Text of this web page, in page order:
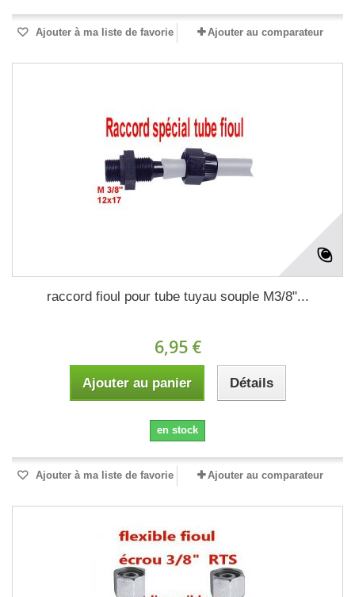
Ajouter à ma liste de favorie Ajouter au comparateur
raccord fioul pour tube tuyau souple M3/8"...
6,95 €
Ajouter au panier Détails
en stock
Ajouter à ma liste de favorie Ajouter au comparateur